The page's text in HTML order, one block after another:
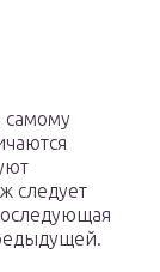
самому
следует